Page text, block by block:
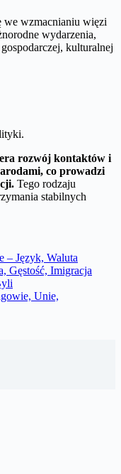
we wzmacnianiu więzi
wydarzenia,
kulturalnej
rozwój kontaktów i
co prowadzi
Tego rodzaju
stabilnych
– Język, Waluta
Gęstość, Imigracja
Unie,